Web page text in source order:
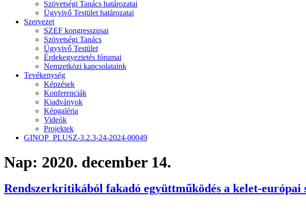
Szövetségi Tanács határozatai
Ügyvivő Testület határozatai
Szervezet
SZEF kongresszusai
Szövetségi Tanács
Ügyvivő Testület
Érdekegyeztetés fórumai
Nemzetközi kapcsolataink
Tevékenység
Képzések
Konferenciák
Kiadványok
Képgaléria
Videók
Projektek
GINOP_PLUSZ-3.2.3-24-2024-00049
Nap: 2020. december 14.
Rendszerkritikából fakadó együttműködés a kelet-európai